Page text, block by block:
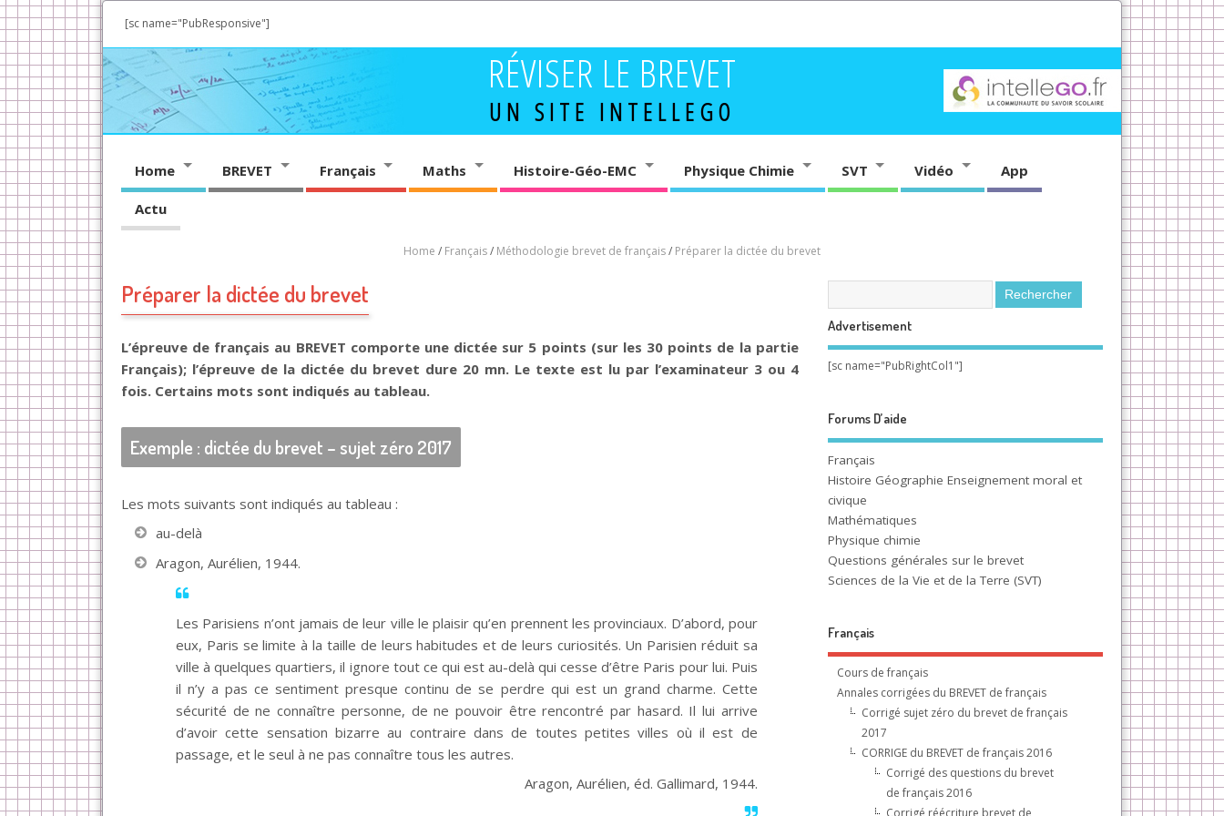
[sc name="PubResponsive"]
RÉVISER LE BREVET
UN SITE INTELLEGO
Home BREVET Français Maths Histoire-Géo-EMC Physique Chimie SVT Vidéo App
Actu
Home / Français/ Méthodologie brevet de français/ Préparer la dictée du brevet
Préparer la dictée du brevet
L’épreuve de français au BREVET comporte une dictée sur 5 points (sur les 30 points de la partie
Français); l’épreuve de la dictée du brevet dure 20 mn. Le texte est lu par l’examinateur 3 ou 4
fois. Certains mots sont indiqués au tableau.
Exemple : dictée du brevet – sujet zéro 2017
Les mots suivants sont indiqués au tableau :
au-delà
Aragon, Aurélien, 1944.
Les Parisiens n’ont jamais de leur ville le plaisir qu’en prennent les provinciaux. D’abord, pour
eux, Paris se limite à la taille de leurs habitudes et de leurs curiosités. Un Parisien réduit sa
ville à quelques quartiers, il ignore tout ce qui est au-delà qui cesse d’être Paris pour lui. Puis
il n’y a pas ce sentiment presque continu de se perdre qui est un grand charme. Cette
sécurité de ne connaître personne, de ne pouvoir être rencontré par hasard. Il lui arrive
d’avoir cette sensation bizarre au contraire dans de toutes petites villes où il est de
passage, et le seul à ne pas connaître tous les autres.
Aragon, Aurélien, éd. Gallimard, 1944.
Advertisement
[sc name="PubRightCol1"]
Forums D’aide
Français
Histoire Géographie Enseignement moral et
civique
Mathématiques
Physique chimie
Questions générales sur le brevet
Sciences de la Vie et de la Terre (SVT)
Français
Cours de français
Annales corrigées du BREVET de français
Corrigé sujet zéro du brevet de français
2017
CORRIGE du BREVET de français 2016
Corrigé des questions du brevet
de français 2016
Corrigé réécriture brevet de